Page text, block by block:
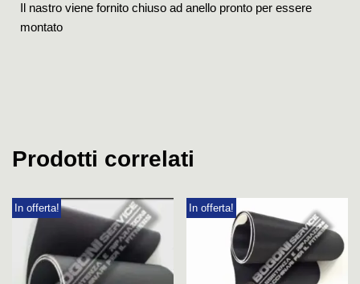
Il nastro viene fornito chiuso ad anello pronto per essere
montato
Prodotti correlati
In offerta! In offerta!